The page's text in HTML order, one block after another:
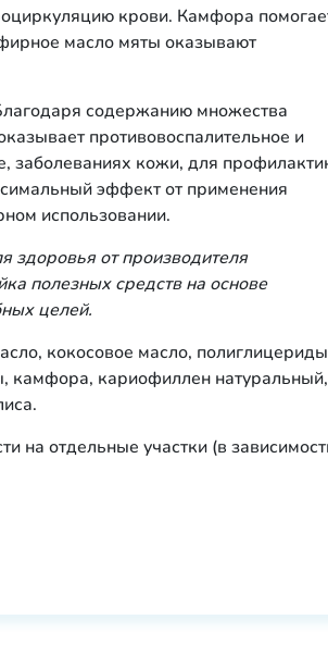
крови. Камфора
масло мяты оказывают
содержанию множества
противовоспалительное и
заболеваниях кожи, для
эффект от применения
использовании.
от производителя
полезных средств на основе
целей.
кокосовое масло, полиглицериды
камфора, кариофиллен натуральный,
на отдельные участки (в